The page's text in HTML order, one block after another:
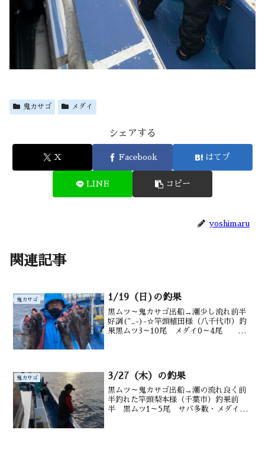
鬼カサゴ メダイ
シェアする
X Facebook はてブ
LINE コピー
yoshimaru
関連記事
鬼カサゴ 1/19（日)の釣果
黒ムツ～鬼カサゴ出船→潮少し流れ前半
好調(^_-)-☆竿頭植田様（八千代市）釣
果黒ムツ3～10尾 メダイ0～4尾 サ
鬼カサゴ 3/27（木）の釣果
黒ムツ～鬼カサゴ出船→潮の流れ良く前
半釣れた竿頭梨本様（千葉市）釣果前
半 黒ムツ1～5尾 サバ多数・メダイ0